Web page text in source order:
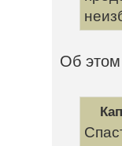
Об этом